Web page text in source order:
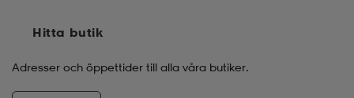
Hitta butik
Adresser och öppettider till alla våra butiker.